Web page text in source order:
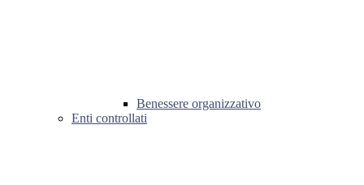
Benessere organizzativo
Enti controllati